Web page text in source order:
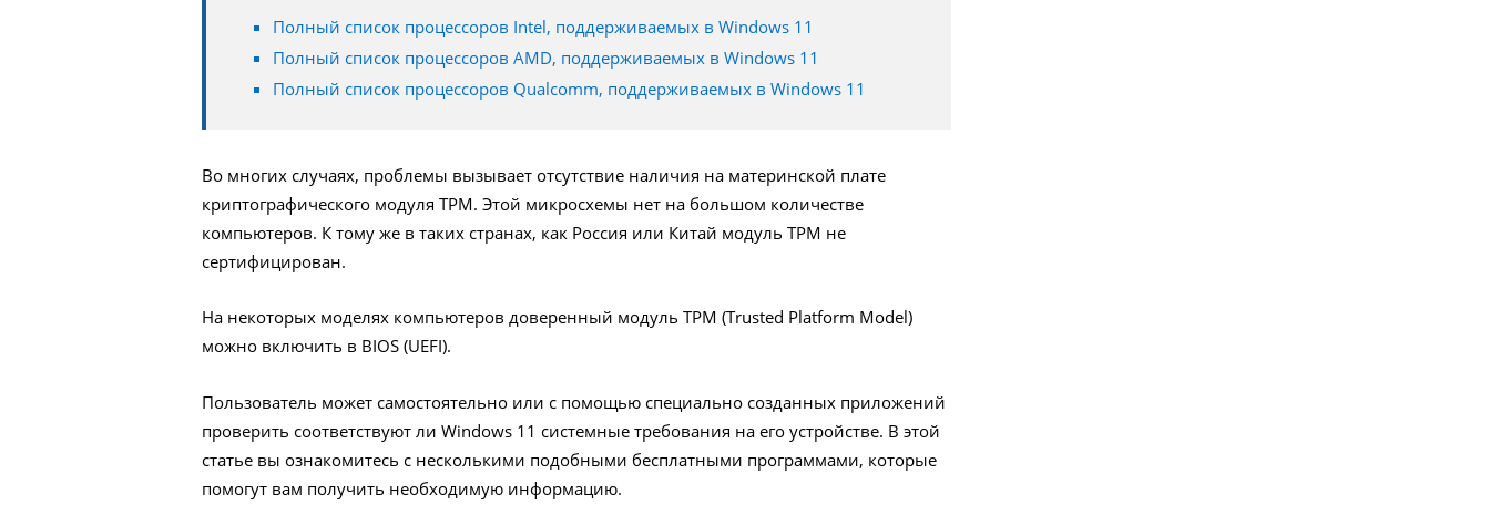
Полный список процессоров Intel, поддерживаемых в Windows 11
Полный список процессоров AMD, поддерживаемых в Windows 11
Полный список процессоров Qualcomm, поддерживаемых в Windows 11
Во многих случаях, проблемы вызывает отсутствие наличия на материнской плате
криптографического модуля TPM. Этой микросхемы нет на большом количестве
компьютеров. К тому же в таких странах, как Россия или Китай модуль TPM не
сертифицирован.
На некоторых моделях компьютеров доверенный модуль TPM (Trusted Platform Model)
можно включить в BIOS (UEFI).
Пользователь может самостоятельно или с помощью специально созданных приложений
проверить соответствуют ли Windows 11 системные требования на его устройстве. В этой
статье вы ознакомитесь с несколькими подобными бесплатными программами, которые
помогут вам получить необходимую информацию.